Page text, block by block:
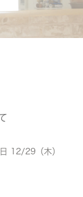
日 12/29（木）